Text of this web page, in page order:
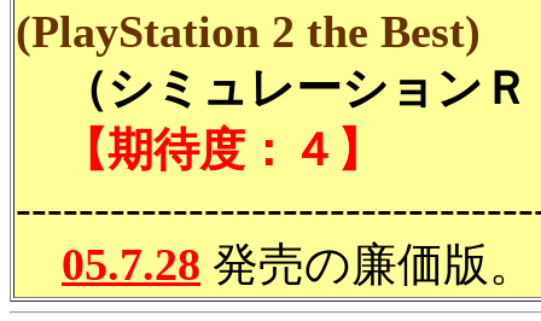
(PlayStation 2 the Best)
（シミュレーションＲ
【期待度：４】
05.7.28 発売の廉価版。